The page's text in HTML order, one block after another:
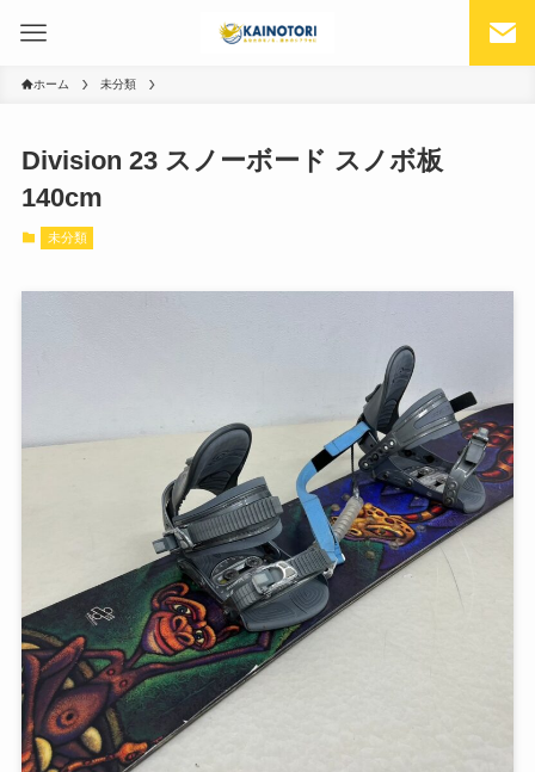
ホーム 未分類
Division 23 スノーボード スノボ板
140cm
未分類